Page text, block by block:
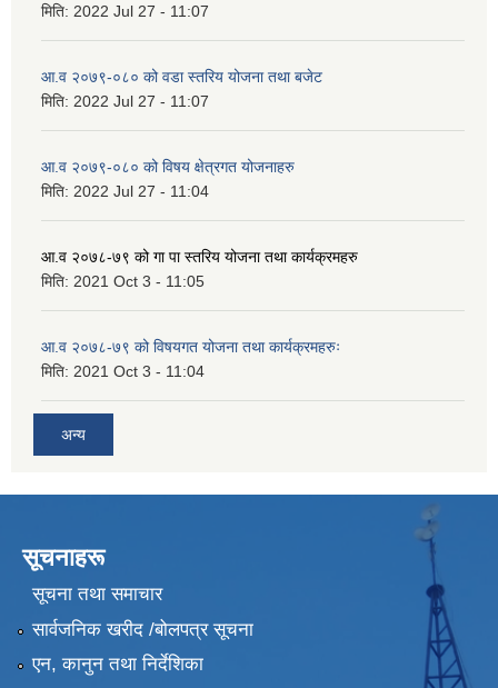
मिति: 2022 Jul 27 - 11:07
आ.व २०७९-०८० को वडा स्तरिय योजना तथा बजेट
मिति: 2022 Jul 27 - 11:07
आ.व २०७९-०८० को विषय क्षेत्रगत योजनाहरु
मिति: 2022 Jul 27 - 11:04
आ.व २०७८-७९ को गा पा स्तरिय योजना तथा कार्यक्रमहरु
मिति: 2021 Oct 3 - 11:05
आ.व २०७८-७९ को विषयगत योजना तथा कार्यक्रमहरुः
मिति: 2021 Oct 3 - 11:04
अन्य
सूचनाहरू
सूचना तथा समाचार
सार्वजनिक खरीद /बोलपत्र सूचना
एन, कानुन तथा निर्देशिका